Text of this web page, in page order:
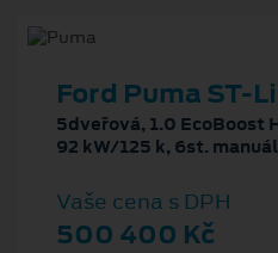
Ford Puma ST-
5dveřová, 1.0 EcoBoost
92 kW/125 k, 6st.
Vaše cena s DPH
500 400 Kč